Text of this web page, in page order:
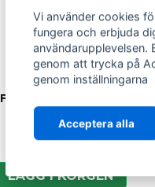
AIXAM
Fäste bromsok fram
Aixam 1997-2008
659 kr
LÄGG I KORGEN
Vi använder cookies
fungera och erbjuda
användarupplevelsen.
genom att trycka på
genom inställningarna
Acceptera alla